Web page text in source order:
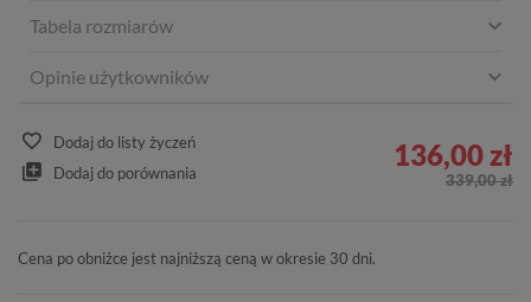
Tabela rozmiarów
Opinie użytkowników
Dodaj do listy życzeń
Dodaj do porównania
136,00 zł
339,00 zł
Cena po obniżce jest najniższą ceną w okresie 30 dni.